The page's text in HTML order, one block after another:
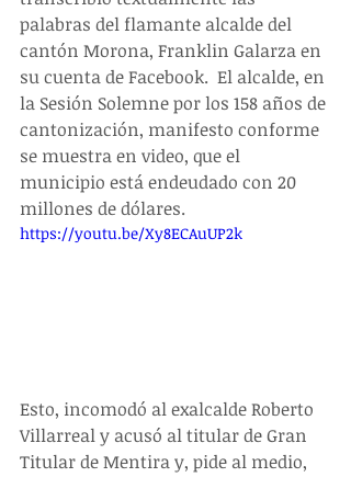
palabras del flamante alcalde del
cantón Morona, Franklin Galarza en
su cuenta de Facebook.  El alcalde, en
la Sesión Solemne por los 158 años de
cantonización, manifesto conforme
se muestra en video, que el
municipio está endeudado con 20
millones de dólares.
https://youtu.be/Xy8ECAuUP2k
Esto, incomodó al exalcalde Roberto
Villarreal y acusó al titular de Gran
Titular de Mentira y, pide al medio,